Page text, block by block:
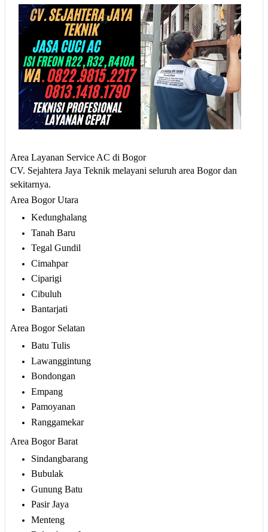
Area Layanan Service AC di Bogor
CV. Sejahtera Jaya Teknik melayani seluruh area Bogor dan
sekitarnya.
Area Bogor Utara
Kedunghalang
Tanah Baru
Tegal Gundil
Cimahpar
Ciparigi
Cibuluh
Bantarjati
Area Bogor Selatan
Batu Tulis
Lawanggintung
Bondongan
Empang
Pamoyanan
Ranggamekar
Area Bogor Barat
Sindangbarang
Bubulak
Gunung Batu
Pasir Jaya
Menteng